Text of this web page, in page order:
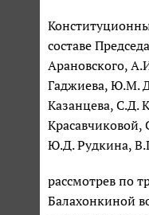
составе
Арановского,
Гаджиева, Ю.М.
Казанцева, С.Д.
Ю.Д. Рудкина,
рассмотрев по
Балахонкиной